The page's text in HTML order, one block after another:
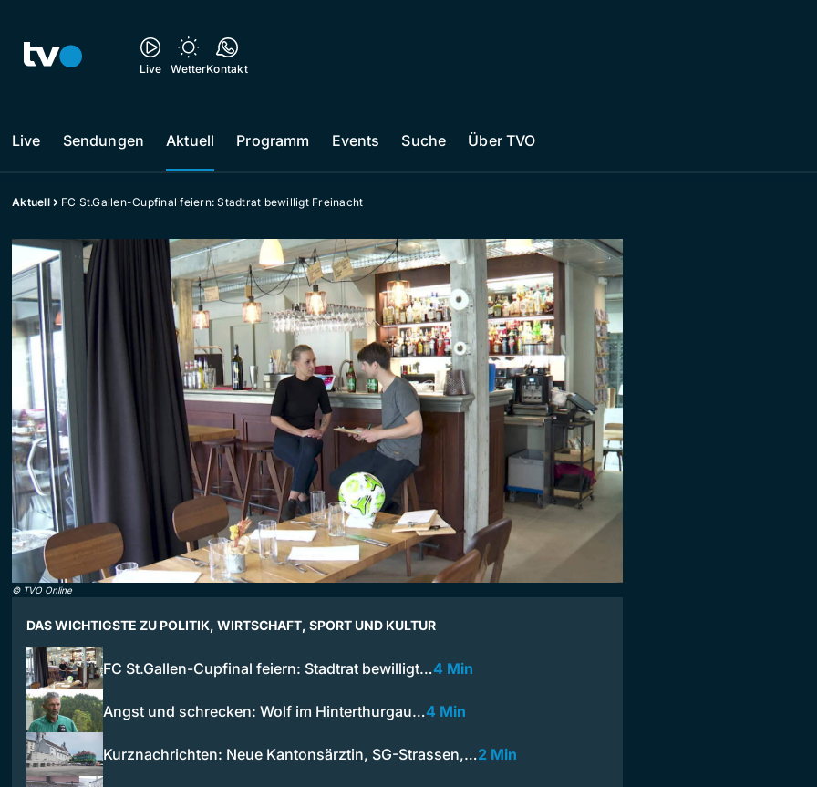
Live WetterKontakt
Live Sendungen Aktuell Programm Events Suche Über TVO
Aktuell FC St.Gallen-Cupfinal feiern: Stadtrat bewilligt Freinacht
© TVO Online
DAS WICHTIGSTE ZU POLITIK, WIRTSCHAFT, SPORT UND KULTUR
FC St.Gallen-Cupfinal feiern: Stadtrat bewilligt…4 Min
Angst und schrecken: Wolf im Hinterthurgau…4 Min
Kurznachrichten: Neue Kantonsärztin, SG-Strassen,…2 Min